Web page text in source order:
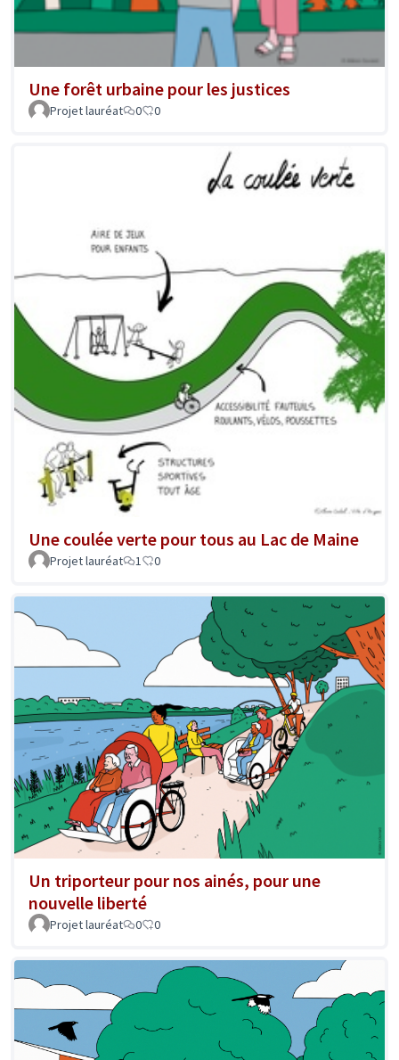
Une forêt urbaine pour les justices
Projet lauréat 0 0
Une coulée verte pour tous au Lac de Maine
Projet lauréat 1 0
Un triporteur pour nos ainés, pour une
nouvelle liberté
Projet lauréat 0 0